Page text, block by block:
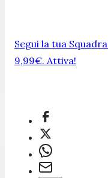
Segui la tua
9,99€. Attiva!